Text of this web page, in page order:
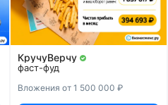
КручуВерчу
фаст-фуд
Вложения от 1 500 000 ₽